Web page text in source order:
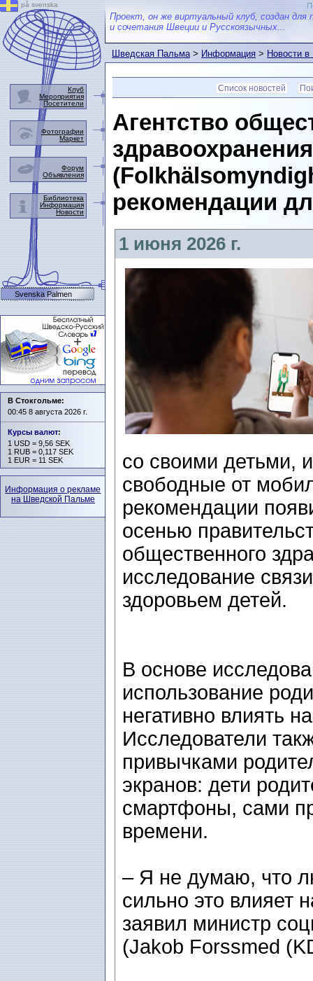
Проект, он же виртуальный клуб, создан для
и сочетания Швеции и Русскоязычных...
Шведская Пальма>Информация>Новости
Список новостей
Агентство
рекомендации
1 июня 2026 г.
со своими детьми,
свободные от
рекомендации
осенью
общественного
исследование
здоровьем детей.
В основе
использование
негативно влиять
Исследователи
привычками
экранов: дети
смартфоны, сами
времени.
– Я не думаю, что
сильно это влияет
заявил министр
(Jakob Forssmed
på svenska
Клуб
Мероприятия
Посетители
Фотографии
Маркет
Форум
Объявления
Библиотека
Информация
Новости
Svenska Palmen
В Стокгольме:
00:45 8 августа 2026 г.
Курсы валют:
1 USD = 9,56 SEK
1 RUB = 0,117 SEK
1 EUR = 11 SEK
Информация о рекламе
на Шведской Пальме